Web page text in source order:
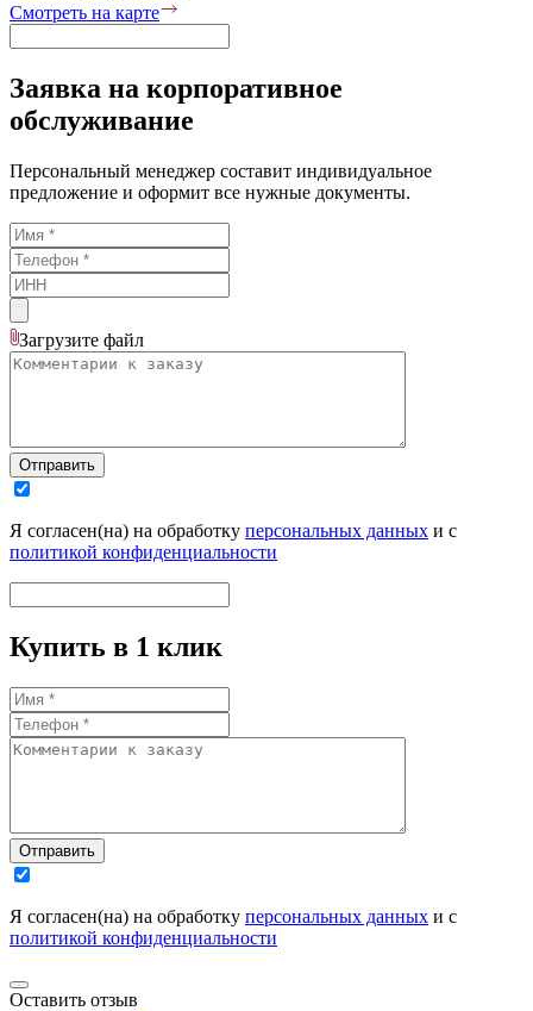
Смотреть на карте
Заявка на корпоративное
обслуживание
Персональный менеджер составит индивидуальное
предложение и оформит все нужные документы.
Загрузите файл
Отправить
Я согласен(на) на обработку персональных данных и с
политикой конфиденциальности
Купить в 1 клик
Отправить
Я согласен(на) на обработку персональных данных и с
политикой конфиденциальности
Оставить отзыв